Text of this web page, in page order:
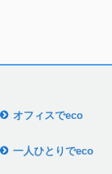
オフィスでeco
一人ひとりでeco